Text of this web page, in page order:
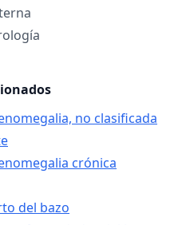
no clasificada
crónica
del bazo